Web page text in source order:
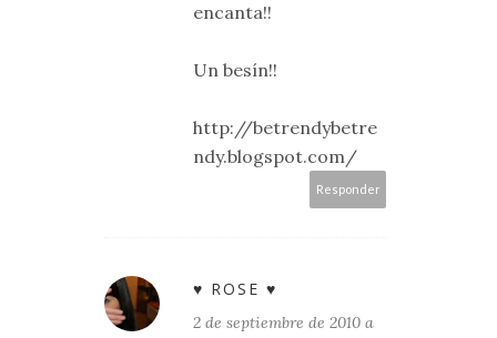
encanta!!
Un besín!!
http://betrendybetre
ndy.blogspot.com/
Responder
♥ ROSE ♥
2 de septiembre de 2010 a